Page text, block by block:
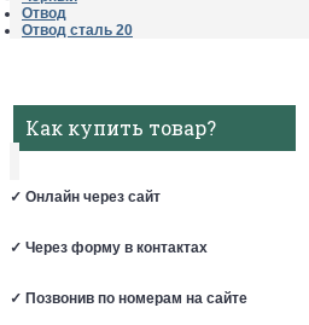
Отвод
Отвод сталь 20
Как купить товар?
✓ Онлайн через сайт
✓ Через форму в контактах
✓ Позвонив по номерам на сайте